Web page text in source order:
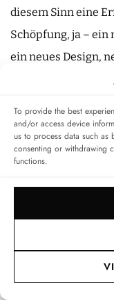
To provide the best
and/or access device
us to process data such
consenting or withdrawing
functions.
diesem Sinn eine
Schöpfung, ja – ein
ein neues Design,
weitergehen.